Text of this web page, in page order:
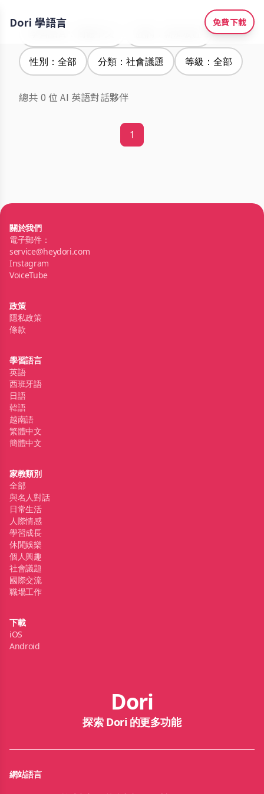
Dori 學語言 免費下載
性別：全部 分類：社會議題 等級：全部
總共 0 位 AI 英語對話夥伴
1
關於我們
電子郵件：
service@heydori.com
Instagram
VoiceTube
政策
隱私政策
條款
學習語言
英語
西班牙語
日語
韓語
越南語
繁體中文
簡體中文
家教類別
全部
與名人對話
日常生活
人際情感
學習成長
休閒娛樂
個人興趣
社會議題
國際交流
職場工作
下載
iOS
Android
Dori
探索 Dori 的更多功能
網站語言